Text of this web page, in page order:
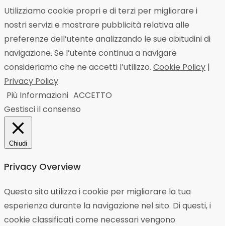
Utilizziamo cookie propri e di terzi per migliorare i
nostri servizi e mostrare pubblicità relativa alle
preferenze dell’utente analizzando le sue abitudini di
navigazione. Se l’utente continua a navigare
consideriamo che ne accetti l’utilizzo. Cookie Policy |
Privacy Policy
Più Informazioni ACCETTO
Gestisci il consenso
Chiudi
Privacy Overview
Questo sito utilizza i cookie per migliorare la tua
esperienza durante la navigazione nel sito. Di questi, i
cookie classificati come necessari vengono